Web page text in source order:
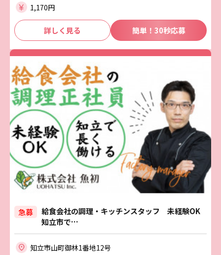
1,170円
詳しく見る 簡単！30秒応募
急募
給食会社の調理・キッチンスタッフ 未経験OK
知立市で…
知立市山町御林1番地12号